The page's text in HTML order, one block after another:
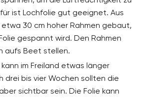
ist Lochfolie gut geeignet. Aus
etwa 30 cm hoher Rahmen gebaut,
gespannt wird. Den Rahmen
aufs Beet stellen.
kann im Freiland etwas länger
drei bis vier Wochen sollten die
sichtbar sein. Die Folie kann